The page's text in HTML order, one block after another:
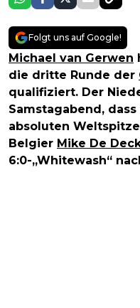
Folgt uns auf Google!
Michael van Gerwen
die dritte Runde der
qualifiziert. Der
Samstagabend,
absoluten
Belgier Mike De
6:0-„Whitewash“